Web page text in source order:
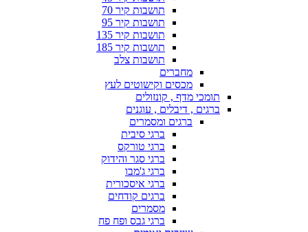
תושבות קיר 70
תושבות קיר 95
תושבות קיר 135
תושבות קיר 185
תושבות צלב
מחברים
מכסים וקישוטים לעץ
תומכי מדף , קונזולים
ברגים , דיבלים , עוגנים
ברגים ומסמרים
ברגי סיבית
ברגי טורקס
ברגי סגר והידוק
ברגי ג'מבו
ברגי איסכורית
ברגים קודחים
מסמרים
ברגי גבס ופח פח